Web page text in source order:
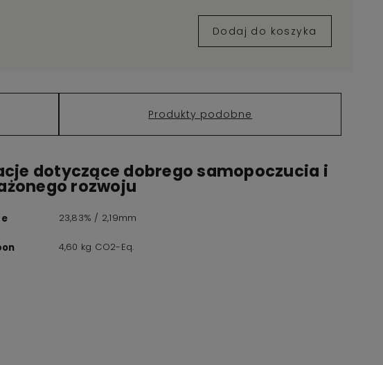
Dodaj do koszyka
Produkty podobne
dotyczące dobrego samopoczucia i
rozwoju
23,83% / 2,19mm
4,60 kg CO2-Eq.